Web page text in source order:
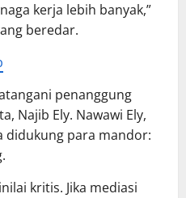
kerja lebih banyak,”
beredar.
penanggung
Najib Ely. Nawawi Ely,
didukung para mandor:
kritis. Jika mediasi